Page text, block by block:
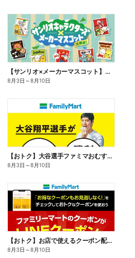
【サンリオ×メーカーマスコット】オリジナルグッズ貰える!
8月3日 ～8月10日
【おトク】大谷選手ファミマおむすび割
8月3日 ～8月10日
【おトク】お店で使えるクーポン配信中
8月3日 ～8月10日